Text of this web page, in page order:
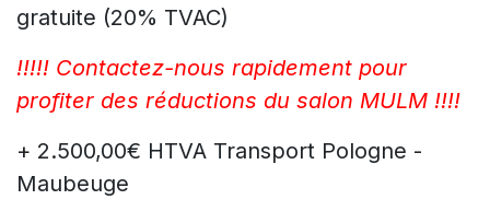
gratuite (20% TVAC)
!!!!! Contactez-nous rapidement pour
profiter des réductions du salon MULM !!!!
+ 2.500,00€ HTVA Transport Pologne -
Maubeuge